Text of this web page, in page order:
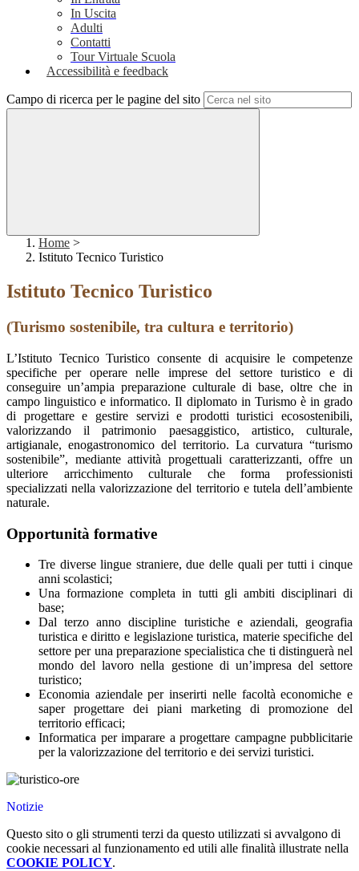
In Uscita
Adulti
Contatti
Tour Virtuale Scuola
Accessibilità e feedback
Campo di ricerca per le pagine del sito
Home >
Istituto Tecnico Turistico
Istituto Tecnico Turistico
(Turismo sostenibile, tra cultura e territorio)
L’Istituto Tecnico Turistico consente di acquisire le competenze
specifiche per operare nelle imprese del settore turistico e di
conseguire un’ampia preparazione culturale di base, oltre che in
campo linguistico e informatico. Il diplomato in Turismo è in grado
di progettare e gestire servizi e prodotti turistici ecosostenibili,
valorizzando il patrimonio paesaggistico, artistico, culturale,
artigianale, enogastronomico del territorio. La curvatura “turismo
sostenibile”, mediante attività progettuali caratterizzanti, offre un
ulteriore arricchimento culturale che forma professionisti
specializzati nella valorizzazione del territorio e tutela dell’ambiente
naturale.
Opportunità formative
Tre diverse lingue straniere, due delle quali per tutti i cinque
anni scolastici;
Una formazione completa in tutti gli ambiti disciplinari di
base;
Dal terzo anno discipline turistiche e aziendali, geografia
turistica e diritto e legislazione turistica, materie specifiche del
settore per una preparazione specialistica che ti distinguerà nel
mondo del lavoro nella gestione di un’impresa del settore
turistico;
Economia aziendale per inserirti nelle facoltà economiche e
saper progettare dei piani marketing di promozione del
territorio efficaci;
Informatica per imparare a progettare campagne pubblicitarie
per la valorizzazione del territorio e dei servizi turistici.
Notizie
Questo sito o gli strumenti terzi da questo utilizzati si avvalgono di
cookie necessari al funzionamento ed utili alle finalità illustrate nella
COOKIE POLICY.